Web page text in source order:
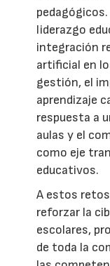
liderazgo
integración
artificial en
gestión, el
aprendizaje
respuesta a
aulas y el
como eje
educativos.
A estos
reforzar la
escolares,
de toda la